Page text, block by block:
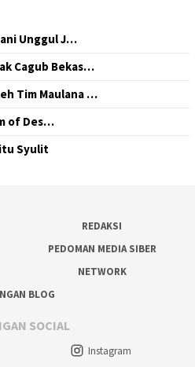
Unggul J…
Cagub Bekas…
Tim Maulana …
of Des…
Syulit
REDAKSI
PEDOMAN MEDIA SIBER
NETWORK
BLOG
SOCIAL
Instagram